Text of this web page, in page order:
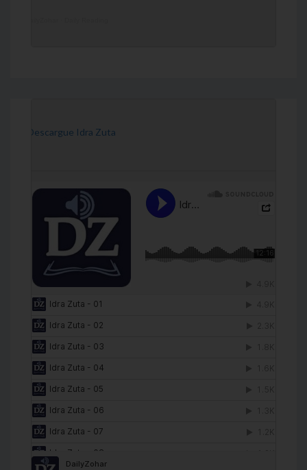
[Descargue Idra Zuta